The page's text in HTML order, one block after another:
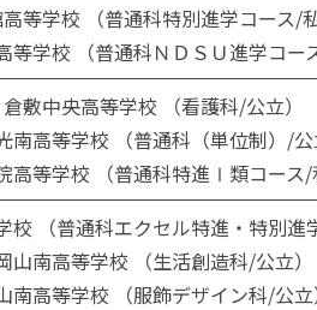
等学校 （普通科特別進学コース/私
等学校 （普通科ＮＤＳＵ進学コー
倉敷中央高等学校 （看護科/公立）
南高等学校 （普通科（単位制）/公
高等学校 （普通科特進Ⅰ類コース/
校 （普通科エクセル特進・特別進
山南高等学校 （生活創造科/公立）
南高等学校 （服飾デザイン科/公立